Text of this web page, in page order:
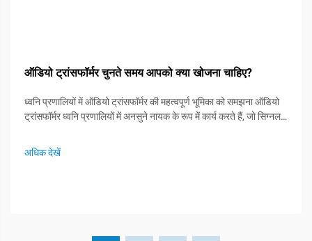
ऑडियो ट्रांसफॉर्मर चुनते समय आपको क्या खोजना चाहिए?
ध्वनि प्रणालियों में ऑडियो ट्रांसफॉर्मर की महत्वपूर्ण भूमिका को समझना ऑडियो
ट्रांसफॉर्मर ध्वनि प्रणालियों में अनसुने नायक के रूप में कार्य करते हैं, जो सिग्नल
भूमिका निभाते हैं। ये विशेष घटक...
अधिक देखें